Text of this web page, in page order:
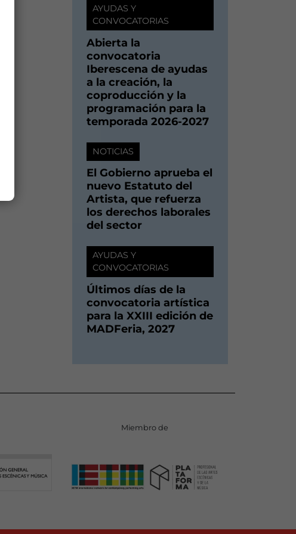
AYUDAS Y
CONVOCATORIAS
Abierta la
convocatoria
Iberescena de ayudas
a la creación, la
coproducción y la
programación para la
temporada 2026-2027
NOTICIAS
El Gobierno aprueba el
nuevo Estatuto del
Artista, que refuerza
los derechos laborales
del sector
AYUDAS Y
CONVOCATORIAS
Últimos días de la
convocatoria artística
para la XXIII edición de
MADFeria, 2027
Miembro de